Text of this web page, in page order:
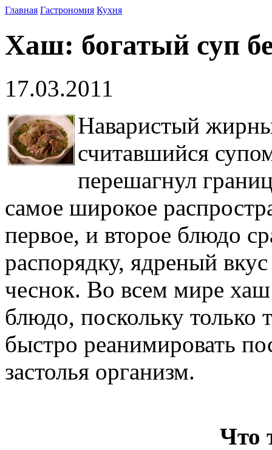
Главная Гастрономия Кухня
Хаш: богатый суп
17.03.2011
Наваристый
считавшийся
перешагнул
самое широкое
первое, и второе блюдо
распорядку, ядреный
чеснок. Во всем мире
блюдо, поскольку только
быстро реанимировать
застолья организм.
Что